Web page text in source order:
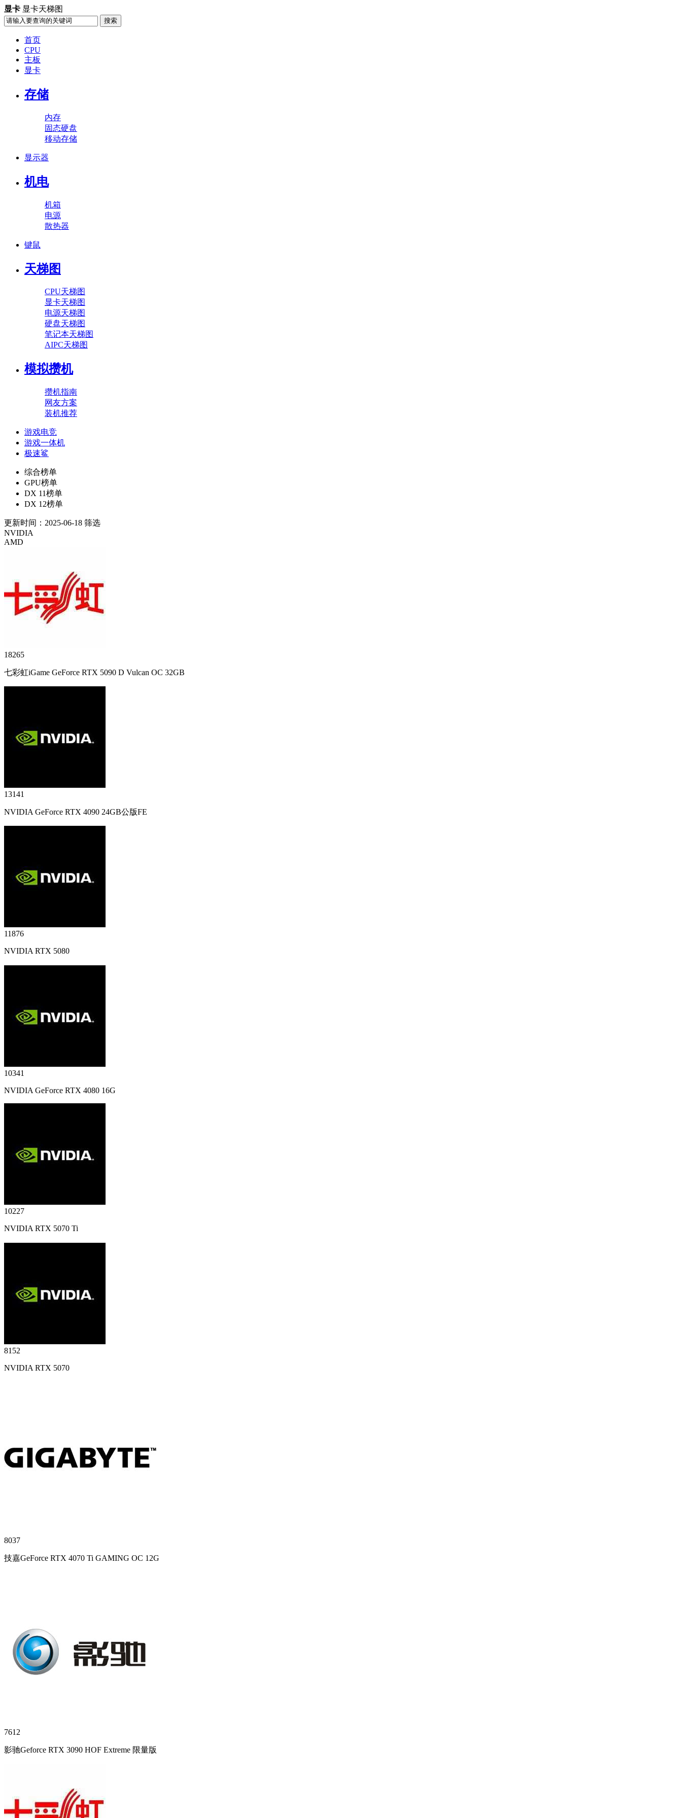
显卡 显卡天梯图
首页
CPU
主板
显卡
存储
内存
固态硬盘
移动存储
显示器
机电
机箱
电源
散热器
键鼠
天梯图
CPU天梯图
显卡天梯图
电源天梯图
硬盘天梯图
笔记本天梯图
AIPC天梯图
模拟攒机
攒机指南
网友方案
装机推荐
游戏电竞
游戏一体机
极速鲨
综合榜单
GPU榜单
DX 11榜单
DX 12榜单
更新时间：2025-06-18 筛选
NVIDIA
AMD
18265
七彩虹iGame GeForce RTX 5090 D Vulcan OC 32GB
13141
NVIDIA GeForce RTX 4090 24GB公版FE
11876
NVIDIA RTX 5080
10341
NVIDIA GeForce RTX 4080 16G
10227
NVIDIA RTX 5070 Ti
8152
NVIDIA RTX 5070
8037
技嘉GeForce RTX 4070 Ti GAMING OC 12G
7612
影驰Geforce RTX 3090 HOF Extreme 限量版